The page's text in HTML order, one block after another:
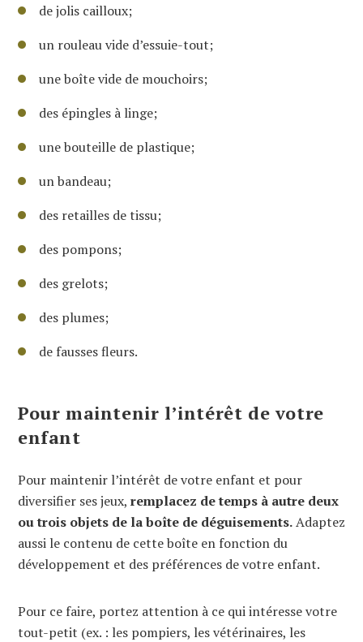
de jolis cailloux;
un rouleau vide d’essuie-tout;
une boîte vide de mouchoirs;
des épingles à linge;
une bouteille de plastique;
un bandeau;
des retailles de tissu;
des pompons;
des grelots;
des plumes;
de fausses fleurs.
Pour maintenir l’intérêt de votre
enfant
Pour maintenir l’intérêt de votre enfant et pour
diversifier ses jeux, remplacez de temps à autre deux
ou trois objets de la boîte de déguisements.Adaptez
aussi le contenu de cette boîte en fonction du
développement et des préférences de votre enfant.
Pour ce faire, portez attention à ce qui intéresse votre
tout-petit (ex. : les pompiers, les vétérinaires, les